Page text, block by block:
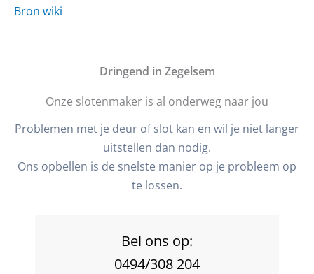
Bron wiki
Dringend in Zegelsem
Onze slotenmaker is al onderweg naar jou
Problemen met je deur of slot kan en wil je niet langer
uitstellen dan nodig.
Ons opbellen is de snelste manier op je probleem op
te lossen.
Bel ons op:
0494/308 204